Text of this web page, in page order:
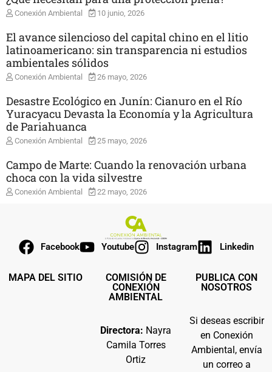
Conexión Ambiental 10 junio, 2026
El avance silencioso del capital chino en el litio
latinoamericano: sin transparencia ni estudios
ambientales sólidos
Conexión Ambiental 26 mayo, 2026
Desastre Ecológico en Junín: Cianuro en el Río
Yuracyacu Devasta la Economía y la Agricultura
de Pariahuanca
Conexión Ambiental 25 mayo, 2026
Campo de Marte: Cuando la renovación urbana
choca con la vida silvestre
Conexión Ambiental 22 mayo, 2026
Facebook Youtube Instagram Linkedin
MAPA DEL SITIO
COMISIÓN DE
CONEXIÓN
AMBIENTAL
Directora: Nayra
Camila Torres
Ortiz
PUBLICA CON
NOSOTROS
Si deseas escribir
en Conexión
Ambiental, envía
un correo a